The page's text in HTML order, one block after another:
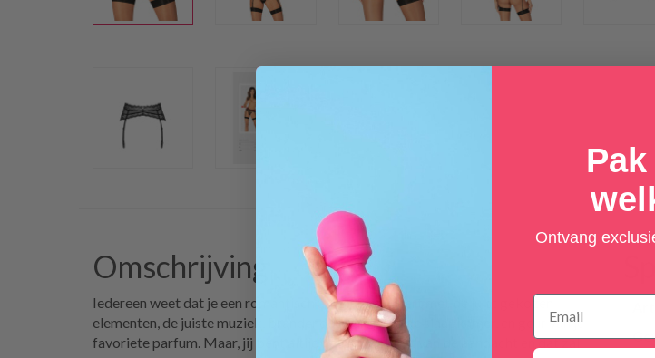
Omschrijving
Iedereen weet dat je een romantisch atmosfeer creërt met de juist gekozen
elementen, de juiste muziek, brandende kaarsjes in de slaapkamer, en geur van je
favoriete parfum. Maar, jij bent altijd het middelpunt van de aandacht en dat zal
Ontvang